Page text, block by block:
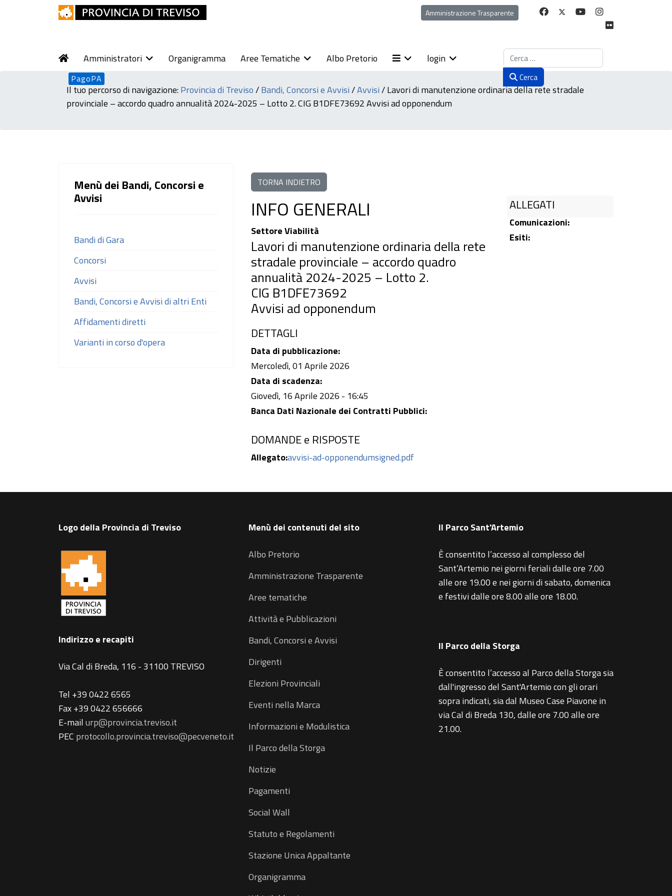
Amministrazione Trasparente
Amministratori Organigramma Aree Tematiche Albo Pretorio login
PagoPA
Cerca
Cerca
Il tuo percorso di navigazione:Provincia di Treviso/Bandi, Concorsi e Avvisi/Avvisi/Lavori di manutenzione ordinaria della rete stradale
provinciale – accordo quadro annualità 2024-2025 – Lotto 2. CIG B1DFE73692 Avvisi ad opponendum
Menù dei Bandi, Concorsi e
Avvisi
Bandi di Gara
Concorsi
Avvisi
Bandi, Concorsi e Avvisi di altri Enti
Affidamenti diretti
Varianti in corso d'opera
TORNA INDIETRO
ALLEGATI
Comunicazioni:
Esiti:
INFO GENERALI
Settore Viabilità
Lavori di manutenzione ordinaria della rete
stradale provinciale – accordo quadro
annualità 2024-2025 – Lotto 2.
CIG B1DFE73692
Avvisi ad opponendum
DETTAGLI
Data di pubblicazione:
Mercoledì, 01 Aprile 2026
Data di scadenza:
Giovedì, 16 Aprile 2026 - 16:45
Banca Dati Nazionale dei Contratti Pubblici:
DOMANDE e RISPOSTE
Allegato:avvisi-ad-opponendumsigned.pdf
Logo della Provincia di Treviso
Indirizzo e recapiti
Via Cal di Breda, 116 - 31100 TREVISO
Tel +39 0422 6565
Fax +39 0422 656666
E-mailurp@provincia.treviso.it
PEC protocollo.provincia.treviso@pecveneto.it
Menù dei contenuti del sito
Albo Pretorio
Amministrazione Trasparente
Aree tematiche
Attività e Pubblicazioni
Bandi, Concorsi e Avvisi
Dirigenti
Elezioni Provinciali
Eventi nella Marca
Informazioni e Modulistica
Il Parco della Storga
Notizie
Pagamenti
Social Wall
Statuto e Regolamenti
Stazione Unica Appaltante
Organigramma
Il Parco Sant'Artemio
È consentito l’accesso al complesso del
Sant’Artemio nei giorni feriali dalle ore 7.00
alle ore 19.00 e nei giorni di sabato, domenica
e festivi dalle ore 8.00 alle ore 18.00.
Il Parco della Storga
È consentito l’accesso al Parco della Storga sia
dall'ingresso del Sant'Artemio con gli orari
sopra indicati, sia dal Museo Case Piavone in
via Cal di Breda 130, dalle ore 7.00 alle ore
21.00.